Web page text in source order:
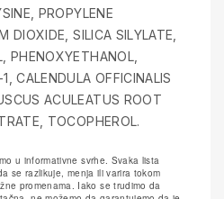
PROPYLENE
DIOXIDE, SILICA SILYLATE,
PHENOXYETHANOL,
CALENDULA OFFICINALIS
ACULEATUS ROOT
TOCOPHEROL.
u informativne svrhe. Svaka lista
se razlikuje, menja ili varira tokom
promenama. Iako se trudimo da